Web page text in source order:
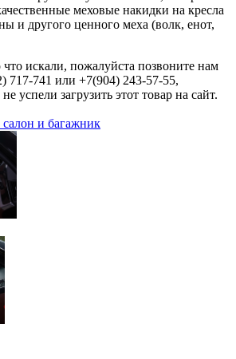
меховые накидки на кресла
и другого ценного меха (волк, енот,
искали, пожалуйста позвоните нам
717-741 или +7(904) 243-57-55,
успели загрузить этот товар на сайт.
и багажник